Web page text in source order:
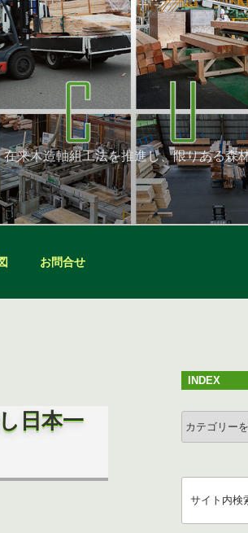
来木造軸組工法を推進し、限りある森
お問合せ
日本一
INDEX
索